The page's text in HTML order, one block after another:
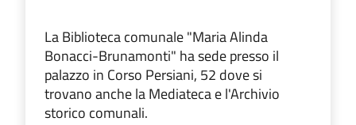
La Biblioteca comunale "Maria Alinda
Bonacci-Brunamonti" ha sede presso il
palazzo in Corso Persiani, 52 dove si
trovano anche la Mediateca e l'Archivio
storico comunali.